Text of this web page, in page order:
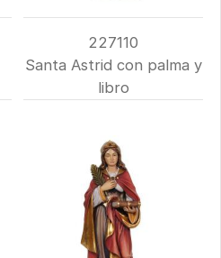
227110
Santa Astrid con palma y
libro